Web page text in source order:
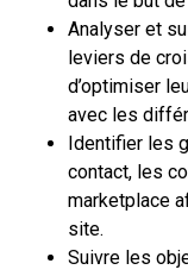
Analyser et
leviers de
d’optimiser
avec les
Identifier les
contact, les
marketplace
site.
Suivre les